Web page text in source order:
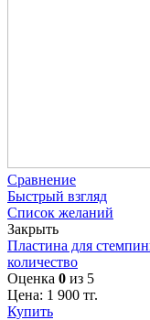
Сравнение
Быстрый взгляд
Список желаний
Закрыть
Пластина для
количество
Оценка 0 из 5
Цена: 1 900 тг.
Купить